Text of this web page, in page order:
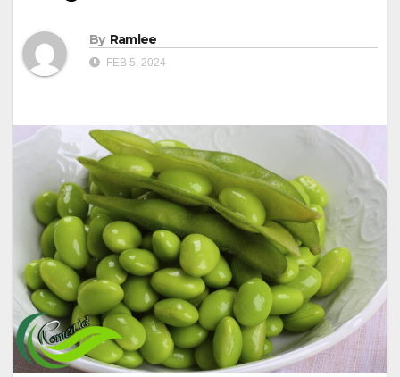
By Ramlee
FEB 5, 2024